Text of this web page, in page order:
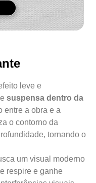
leve e
suspensa dentro da
entre a obra e a
o contorno da
tornando o
um visual moderno
respire e ganhe